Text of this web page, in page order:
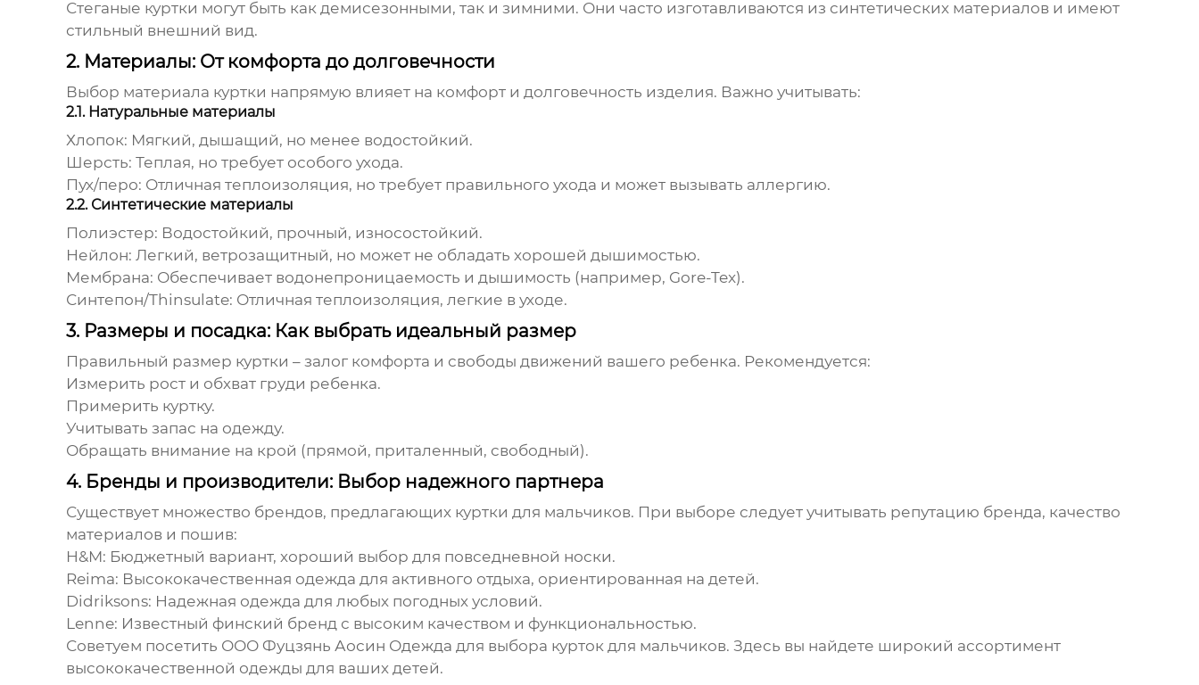
Стеганые куртки могут быть как демисезонными, так и зимними. Они часто изготавливаются из синтетических материалов и имеют
стильный внешний вид.
2. Материалы: От комфорта до долговечности
Выбор материала куртки напрямую влияет на комфорт и долговечность изделия. Важно учитывать:
2.1. Натуральные материалы
Хлопок: Мягкий, дышащий, но менее водостойкий.
Шерсть: Теплая, но требует особого ухода.
Пух/перо: Отличная теплоизоляция, но требует правильного ухода и может вызывать аллергию.
2.2. Синтетические материалы
Полиэстер: Водостойкий, прочный, износостойкий.
Нейлон: Легкий, ветрозащитный, но может не обладать хорошей дышимостью.
Мембрана: Обеспечивает водонепроницаемость и дышимость (например, Gore-Tex).
Синтепон/Thinsulate: Отличная теплоизоляция, легкие в уходе.
3. Размеры и посадка: Как выбрать идеальный размер
Правильный размер куртки – залог комфорта и свободы движений вашего ребенка. Рекомендуется:
Измерить рост и обхват груди ребенка.
Примерить куртку.
Учитывать запас на одежду.
Обращать внимание на крой (прямой, приталенный, свободный).
4. Бренды и производители: Выбор надежного партнера
Существует множество брендов, предлагающих куртки для мальчиков. При выборе следует учитывать репутацию бренда, качество
материалов и пошив:
H&M: Бюджетный вариант, хороший выбор для повседневной носки.
Reima: Высококачественная одежда для активного отдыха, ориентированная на детей.
Didriksons: Надежная одежда для любых погодных условий.
Lenne: Известный финский бренд с высоким качеством и функциональностью.
Советуем посетить ООО Фуцзянь Аосин Одежда для выбора курток для мальчиков. Здесь вы найдете широкий ассортимент
высококачественной одежды для ваших детей.